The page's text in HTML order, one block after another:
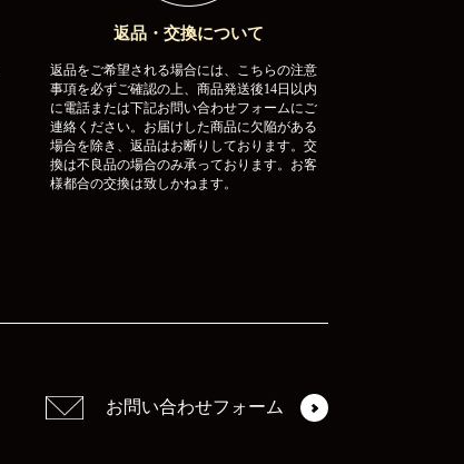
返品・交換について
返品をご希望される場合には、こちらの注意
事項を必ずご確認の上、商品発送後14日以内
に電話または下記お問い合わせフォームにご
連絡ください。お届けした商品に欠陥がある
場合を除き、返品はお断りしております。交
換は不良品の場合のみ承っております。お客
様都合の交換は致しかねます。
お問い合わせフォーム